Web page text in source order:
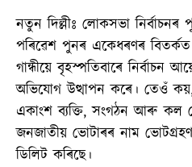
নতুন দিল্লীঃ লোকসভা নিৰ্বাচনৰ
পৰিৱেশ পুনৰ একেধৰণৰ
গান্ধীয়ে বৃহস্পতিবাৰে নিৰ্বাচন
অভিযোগ উত্থাপন কৰে। তেওঁ
একাংশ ব্যক্তি, সংগঠন আৰু কল
জনজাতীয় ভোটাৰৰ নাম
ডিলিট কৰিছে।